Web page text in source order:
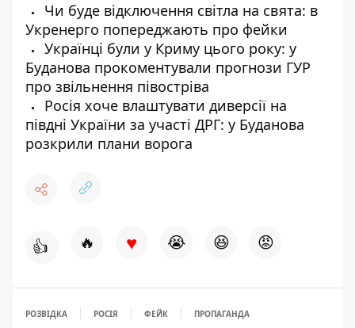
Чи буде відключення світла на свята: в
Укренерго попереджають про фейки
Українці були у Криму цього року: у
Буданова прокоментували прогнози ГУР
про звільнення півостріва
Росія хоче влаштувати диверсії на
півдні України за участі ДРГ: у Буданова
розкрили плани ворога
👍 🔥 ♥ 😭 😆 😡
РОЗВІДКА РОСІЯ ФЕЙК ПРОПАГАНДА